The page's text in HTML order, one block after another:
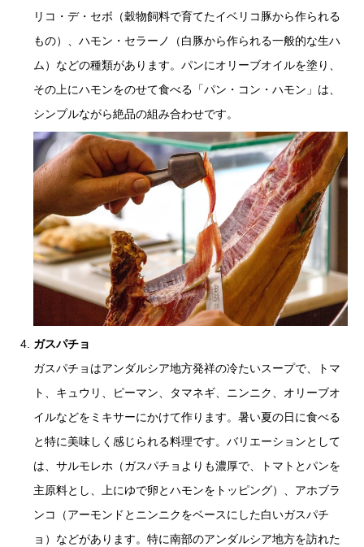
リコ・デ・セボ（穀物飼料で育てたイベリコ豚から作られる
もの）、ハモン・セラーノ（白豚から作られる一般的な生ハ
ム）などの種類があります。パンにオリーブオイルを塗り、
その上にハモンをのせて食べる「パン・コン・ハモン」は、
シンプルながら絶品の組み合わせです。
ガスパチョ
ガスパチョはアンダルシア地方発祥の冷たいスープで、トマ
ト、キュウリ、ピーマン、タマネギ、ニンニク、オリーブオ
イルなどをミキサーにかけて作ります。暑い夏の日に食べる
と特に美味しく感じられる料理です。バリエーションとして
は、サルモレホ（ガスパチョよりも濃厚で、トマトとパンを
主原料とし、上にゆで卵とハモンをトッピング）、アホブラ
ンコ（アーモンドとニンニクをベースにした白いガスパチ
ョ）などがあります。特に南部のアンダルシア地方を訪れた